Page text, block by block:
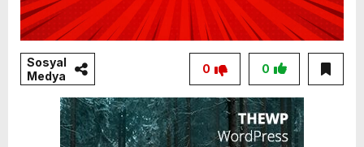
Sosyal
Medya
0
0